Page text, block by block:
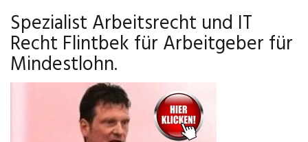
Spezialist Arbeitsrecht und IT
Recht Flintbek für Arbeitgeber für
Mindestlohn.